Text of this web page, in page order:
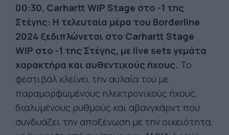
00:30, Carhartt WIP Stage στο -1 της
Στέγης: Η τελευταία μέρα του Borderline
2024 ξεδιπλώνεται στο Carhartt Stage
WIP στο -1 της Στέγης, με live sets γεμάτα
χαρακτήρα και αυθεντικούς ήχους. Το
φεστιβάλ κλείνει την αυλαία του με
παραμορφωμένους ηλεκτρονικούς ήχους,
διαλυμένους ρυθμούς και αβανγκάρντ που
συνδυάζει την αποξένωση με την οικειότητα,